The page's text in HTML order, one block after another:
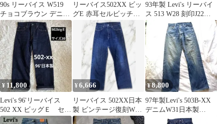
90s リーバイス W519
チョコブラウン デニム
パンツ 29 日本製 96年
リーバイス502XX ビッ
グE 赤耳セルビッチ
32インチ日本製J22
93年製 Levi's リーバイ
ス 513 W28 刻印J22
BIGE 白タグ
¥ 11,800
Levi's 96'リーバイス
502 XX ビッグＥ セル
ビッチW30 日本製
¥6,666
リーバイス 502XX日本
製 ビンテージ復刻W29
濃紺 BIGE
¥8,800
97年製Levi's 503B-XX
デニムW31日本製
J22BIGE赤耳復刻